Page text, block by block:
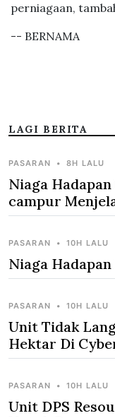
perniagaan,
-- BERNAMA
LAGI BERITA
PASARAN • 8H LALU
Niaga
campur
PASARAN • 10H LALU
Niaga
PASARAN • 10H LALU
Unit Tidak
Hektar Di
PASARAN • 10H LALU
Unit DPS